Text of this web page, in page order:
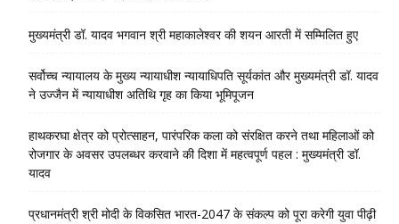
मुख्यमंत्री डॉ. यादव भगवान श्री महाकालेश्‍वर की शयन आरती में सम्मिलित हुए
सर्वोच्च न्यायालय के मुख्‍य न्‍यायाधीश न्यायाधिपति सूर्यकांत और मुख्यमंत्री डॉ. यादव
ने उज्जैन में न्यायाधीश अतिथि गृह का किया भूमिपूजन
हाथकरघा क्षेत्र को प्रोत्साहन, पारंपरिक कला को संरक्षित करने तथा महिलाओं को
रोजगार के अवसर उपलब्धर करवाने की दिशा में महत्वपूर्ण पहल : मुख्यमंत्री डॉ.
यादव
प्रधानमंत्री श्री मोदी के विकसित भारत-2047 के संकल्प को पूरा करेगी युवा पीढ़ी